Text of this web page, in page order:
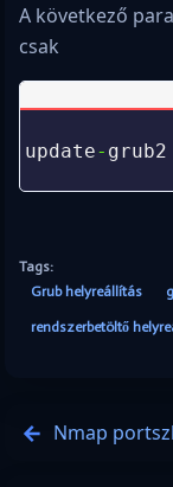
A következő
csak
update- grub2
Tags:
Grub helyreállítás
rendszerbetöltő
Nmap